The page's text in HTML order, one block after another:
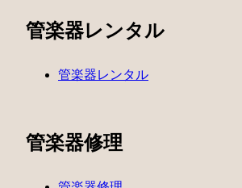
管楽器レンタル
管楽器レンタル
管楽器修理